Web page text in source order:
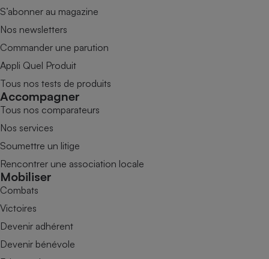
S’abonner au magazine
Nos newsletters
Commander une parution
Appli Quel Produit
Tous nos tests de produits
Accompagner
Tous nos comparateurs
Nos services
Soumettre un litige
Rencontrer une association locale
Mobiliser
Combats
Victoires
Devenir adhérent
Devenir bénévole